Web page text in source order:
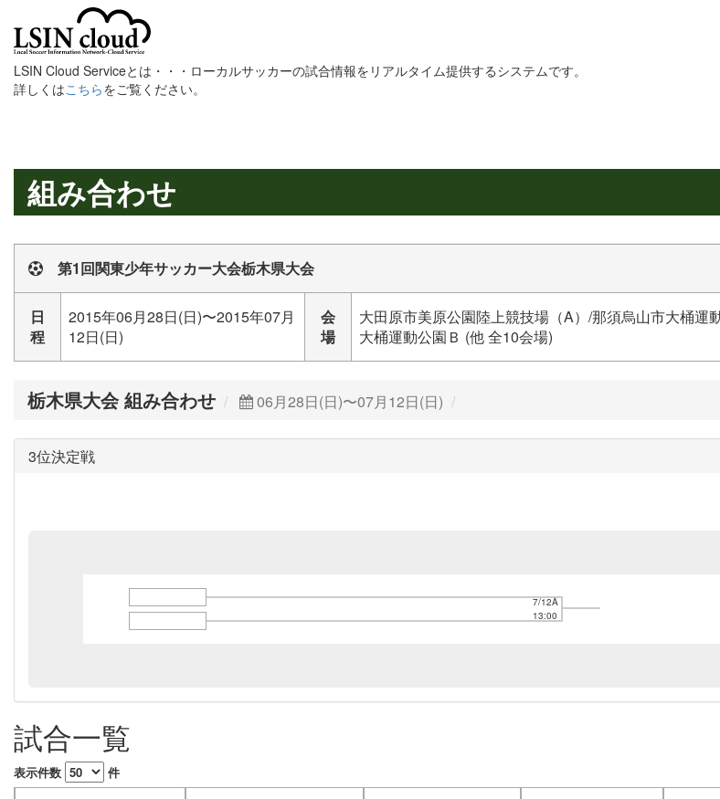
LSIN Cloud Serviceとは・・・ローカルサッカーの試合情報をリアルタイム提供するシステムです。
詳しくはこちらをご覧ください。
組み合わせ
第1回関東少年サッカー大会栃木県大会
日
程
2015年06月28日(日)〜2015年07月
12日(日)
会
場
大田原市美原公園陸上競技場（A）/那須烏山市大桶
大桶運動公園Ｂ (他 全10会場)
栃木県大会 組み合わせ 06月28日(日)〜07月12日(日)
3位決定戦
7/12A
13:00
試合一覧
表示件数 件